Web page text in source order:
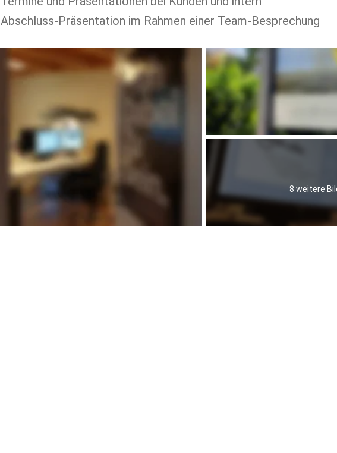
Abschluss-Präsentation im Rahmen einer Team-Besprechung
8 weitere